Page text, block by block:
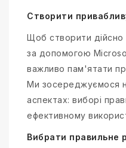
Створити
Щоб створити
за допомогою
важливо пам'ятати
Ми зосереджуємося
аспектах: виборі
ефективному
Вибрати правильне